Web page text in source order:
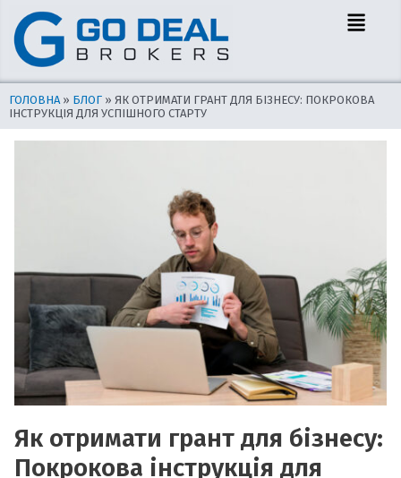
Перейти
до
вмісту
Menu
ГОЛОВНА » БЛОГ » ЯК ОТРИМАТИ ГРАНТ ДЛЯ БІЗНЕСУ: ПОКРОКОВА
ІНСТРУКЦІЯ ДЛЯ УСПІШНОГО СТАРТУ
Як отримати грант для бізнесу:
Покрокова інструкція для
Навігація
по
запису